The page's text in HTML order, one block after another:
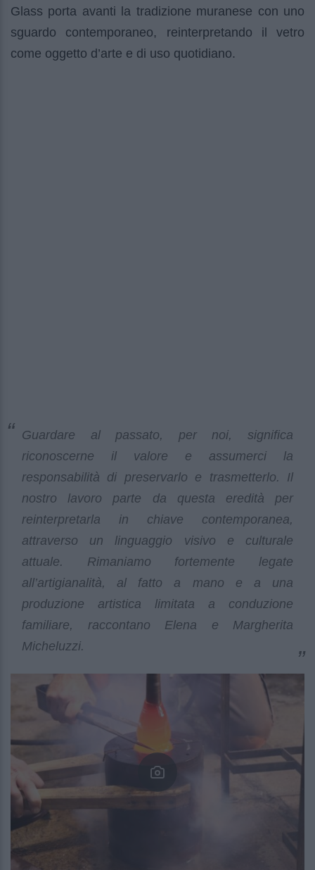
Glass porta avanti la tradizione muranese con uno
sguardo contemporaneo, reinterpretando il vetro
come oggetto d’arte e di uso quotidiano.
Guardare al passato, per noi, significa
riconoscerne il valore e assumerci la
responsabilità di preservarlo e trasmetterlo. Il
nostro lavoro parte da questa eredità per
reinterpretarla in chiave contemporanea,
attraverso un linguaggio visivo e culturale
attuale. Rimaniamo fortemente legate
all’artigianalità, al fatto a mano e a una
produzione artistica limitata a conduzione
familiare, raccontano Elena e Margherita
Micheluzzi.